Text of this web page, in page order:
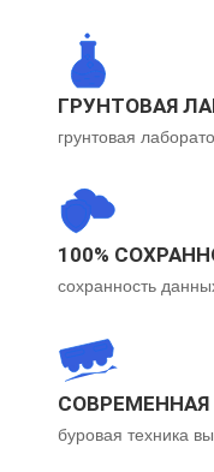
ГРУНТОВАЯ
грунтовая
100%
сохранность
СОВРЕМЕННАЯ
буровая техника